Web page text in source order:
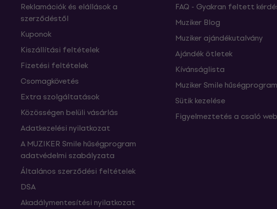
Reklamációk és elállások a
szerződéstől
Kuponok
Kiszállítási feltételek
Fizetési feltételek
Csomagkövetés
Extra szolgáltatások
Közösségen belüli vásárlás
Adatkezelési nyilatkozat
A MUZIKER Smile hűségprogram
adatvédelmi szabályzata
Általános szerződési feltételek
DSA
Akadálymentesítési nyilatkozat
FAQ - Gyakran feltett
Muziker Blog
Muziker ajándékutalvány
Ajándék ötletek
Kívánságlista
Muziker Smile hűségprogram
Sütik kezelése
Figyelmeztetés a csaló